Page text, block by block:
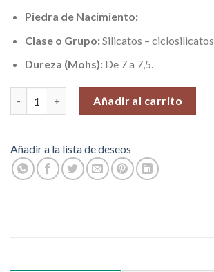
Piedra de Nacimiento:
Clase o Grupo:Silicatos – ciclosilicatos
Dureza (Mohs):De 7 a 7,5.
Añadir al carrito
Añadir a la lista de deseos